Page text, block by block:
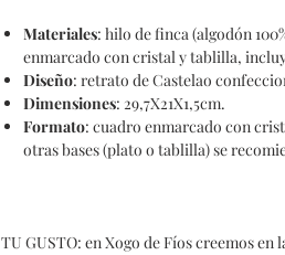
Materiales: hilo de finca (algodón
enmarcado con cristal y tablilla,
Diseño: retrato de Castelao
Dimensiones: 29,7X21X1,5cm.
Formato: cuadro enmarcado con
otras bases (plato o tablilla) se
TU GUSTO: en Xogo de Fíos creemos